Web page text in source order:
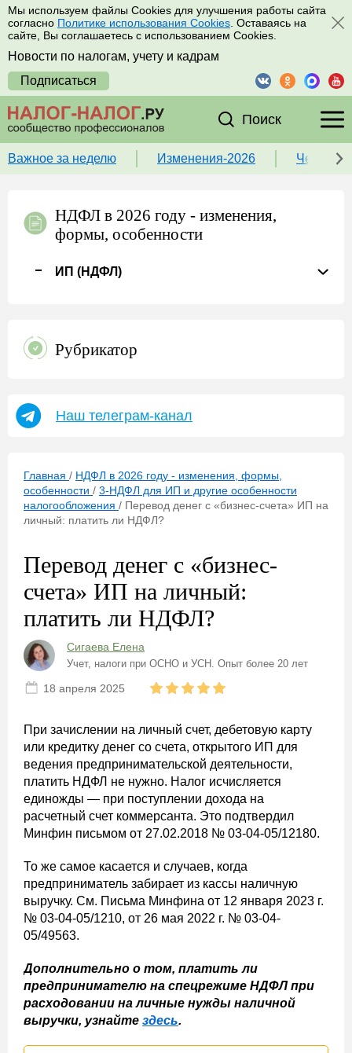
Мы используем файлы Cookies для улучшения работы сайта
согласно Политике использования Cookies . Оставаясь на
сайте, Вы соглашаетесь с использованием Cookies.
Новости по налогам, учету и кадрам
Подписаться
Поиск
Важное за неделю Изменения-2026 Чек-
НДФЛ в 2026 году - изменения,
формы, особенности
ИП (НДФЛ)
Рубрикатор
Наш телеграм-канал
Главная / НДФЛ в 2026 году - изменения, формы,
особенности / 3-НДФЛ для ИП и другие особенности
налогообложения / Перевод денег с «бизнес-счета» ИП на
личный: платить ли НДФЛ?
Перевод денег с «бизнес-
счета» ИП на личный:
платить ли НДФЛ?
Сигаева Елена
Учет, налоги при ОСНО и УСН. Опыт более 20 лет
18 апреля 2025
При зачислении на личный счет, дебетовую карту
или кредитку денег со счета, открытого ИП для
ведения предпринимательской деятельности,
платить НДФЛ не нужно. Налог исчисляется
единожды — при поступлении дохода на
расчетный счет коммерсанта. Это подтвердил
Минфин письмом от 27.02.2018 № 03-04-05/12180.
То же самое касается и случаев, когда
предприниматель забирает из кассы наличную
выручку. См. Письма Минфина от 12 января 2023 г.
№ 03-04-05/1210, от 26 мая 2022 г. № 03-04-
05/49563.
Дополнительно о том, платить ли
предпринимателю на спецрежиме НДФЛ при
расходовании на личные нужды наличной
выручки, узнайте здесь.